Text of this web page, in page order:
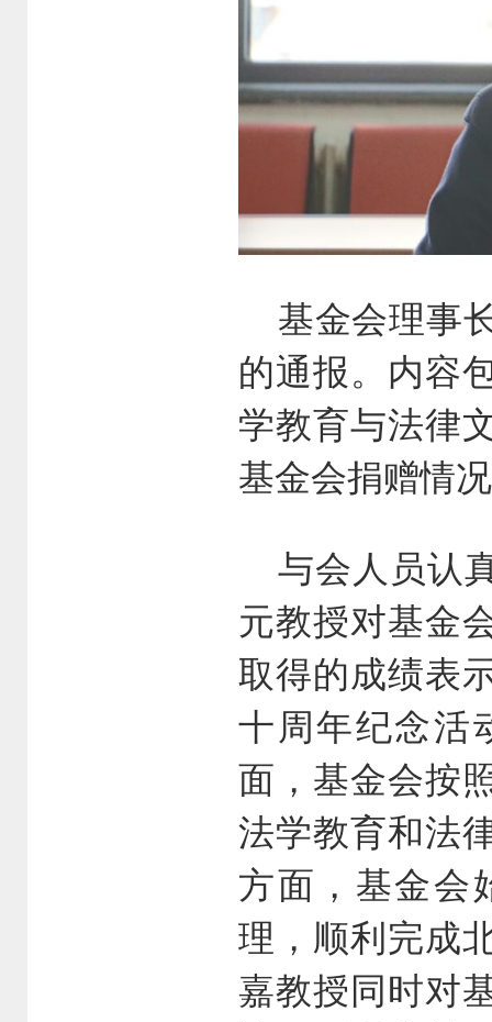
基金会理事
的通报。内容
学教育与法律
基金会捐赠情
与会人员认
元教授对基金
取得的成绩表
十周年纪念活
面，基金会按
法学教育和法
方面，基金会
理，顺利完成
嘉教授同时对